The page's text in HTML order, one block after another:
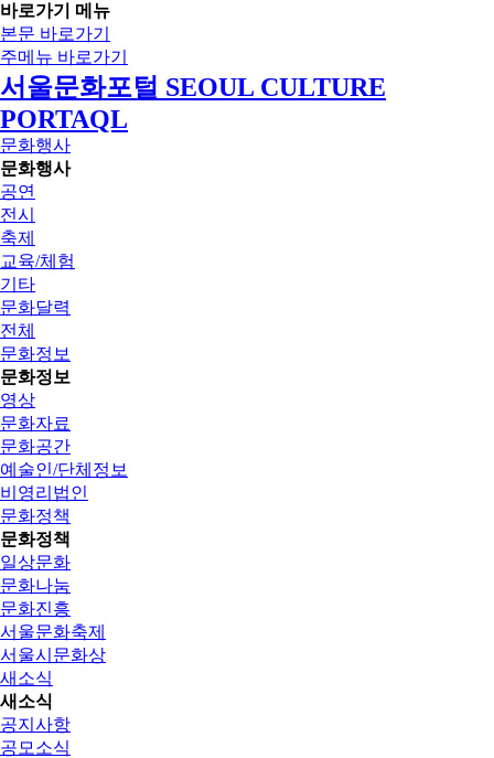
바로가기 메뉴
본문 바로가기
주메뉴 바로가기
서울문화포털 SEOUL CULTURE
PORTAQL
문화행사
문화행사
공연
전시
축제
교육/체험
기타
문화달력
전체
문화정보
문화정보
영상
문화자료
문화공간
예술인/단체정보
비영리법인
문화정책
문화정책
일상문화
문화나눔
문화진흥
서울문화축제
서울시문화상
새소식
새소식
공지사항
공모소식